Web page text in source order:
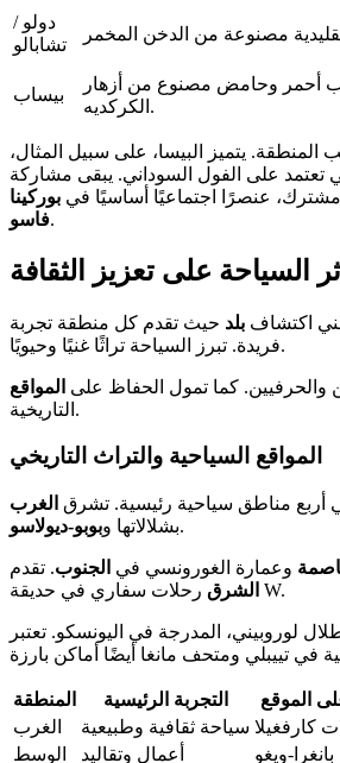
دولو /
تشابالو
بيساب
أحمر وحامض مصنوع من أزهار
الكركديه.
يتميز البيسا، على سبيل المثال،
تعتمد على الفول السوداني. يبقى مشاركة
مشترك، عنصرًا اجتماعيًا أساسيًا في بوركينا
فاسو.
أثر السياحة على تعزيز الثقافة
اكتشاف بلد حيث تقدم كل منطقة تجربة
فريدة. تبرز السياحة تراثًا غنيًا وحيويًا.
كما تمول الحفاظ على المواقع
التاريخية.
المواقع السياحية والتراث التاريخي
أربع مناطق سياحية رئيسية. تشرق الغرب
بشلالاتها وبوبو-ديولاسو .
وعمارة الغورونسي في الجنوب. تقدم
الشرق رحلات سفاري في حديقة W.
لوروبيني، المدرجة في اليونسكو. تعتبر
المنطقة التجربة الرئيسية
الموقع
الغرب
سياحة ثقافية وطبيعية كارفغيلا
الوسط
أعمال وتقاليد ويغو